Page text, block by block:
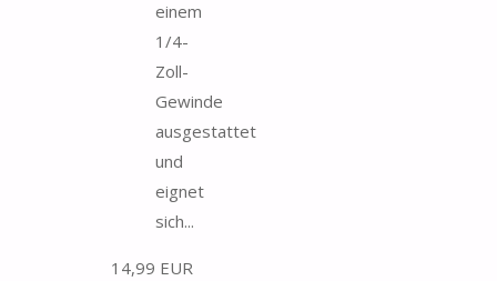
einem
1/4-
Zoll-
Gewinde
ausgestattet
und
eignet
sich...
14,99 EUR